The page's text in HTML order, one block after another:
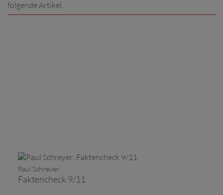
folgende Artikel.
Paul Schreyer:
Faktencheck 9/11